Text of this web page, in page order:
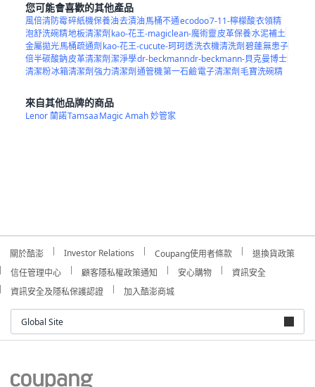
您可能會喜歡的其他產品
風倍清防霉碎紙機保養油去漬油馬桶不通ecodoo7-11-檸檬酸衣領精
泡舒洗碗精地板清潔劑kao-花王-magiclean-魔術靈皮革保養水泥補土
金屬拋光馬桶疏通劑kao-花王-cucute-珂珂透洗衣機清洗劑碧蓮無患子
倍半碳酸鈉皮革清潔劑潔淨學dr-beckmanndr-beckmann-貝克曼博士
清潔粉冰箱清潔劑強力清潔劑通管機第一石鹼電子清潔劑毛寶洗碗精
來自其他品牌的商品
Lenor 蘭諾TamsaaMagic Amah 妙管家
關於酷澎 Investor Relations Coupang使用者條款
退換貨政策
信任管理中心
顧客隱私權政策通知 安心購物
資訊安全
資訊安全及隱私保護認證
加入酷澎商城
Global Site